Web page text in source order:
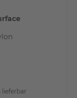
lieferbar